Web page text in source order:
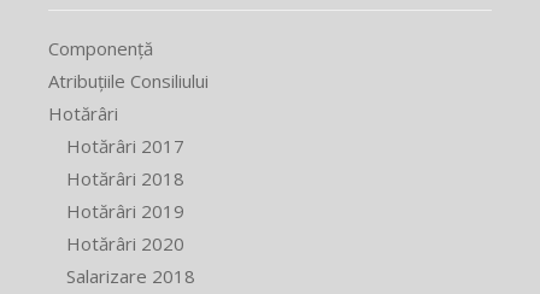
Componență
Atribuțiile Consiliului
Hotărâri
Hotărâri 2017
Hotărâri 2018
Hotărâri 2019
Hotărâri 2020
Salarizare 2018